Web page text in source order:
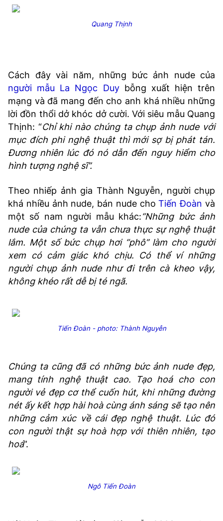
Quang Thịnh
Cách đây vài năm, những bức ảnh nude của
người mẫu La Ngọc Duy bỗng xuất hiện trên
mạng và đã mang đến cho anh khá nhiều những
lời đồn thổi dở khóc dở cười. Với siêu mẫu Quang
Thịnh: “Chỉ khi nào chúng ta chụp ảnh nude với
mục đích phi nghệ thuật thì mới sợ bị phát tán.
Đương nhiên lúc đó nó dẫn đến nguy hiểm cho
hình tượng nghệ sĩ”.
Theo nhiếp ảnh gia Thành Nguyễn, người chụp
khá nhiều ảnh nude, bán nude choTiến Đoànvà
một số nam người mẫu khác:“Những bức ảnh
nude của chúng ta vẫn chưa thực sự nghệ thuật
lắm. Một số bức chụp hơi “phô” làm cho người
xem có cảm giác khó chịu. Có thể ví những
người chụp ảnh nude như đi trên cà kheo vậy,
không khéo rất dễ bị té ngã.
Tiến Đoàn - photo: Thành Nguyễn
Chúng ta cũng đã có những bức ảnh nude đẹp,
mang tính nghệ thuật cao. Tạo hoá cho con
người vẻ đẹp cơ thể cuốn hút, khi những đường
nét ấy kết hợp hài hoà cùng ánh sáng sẽ tạo nên
những cảm xúc về cái đẹp nghệ thuật. Lúc đó
con người thật sự hoà hợp với thiên nhiên, tạo
hoá”.
Ngô Tiến Đoàn